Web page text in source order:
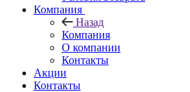
Компания
Назад
Компания
О компании
Контакты
Акции
Контакты